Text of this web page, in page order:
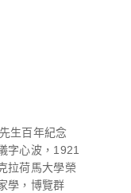
生百年紀念
字心波，1921
拉荷馬大學榮
學，博覽群